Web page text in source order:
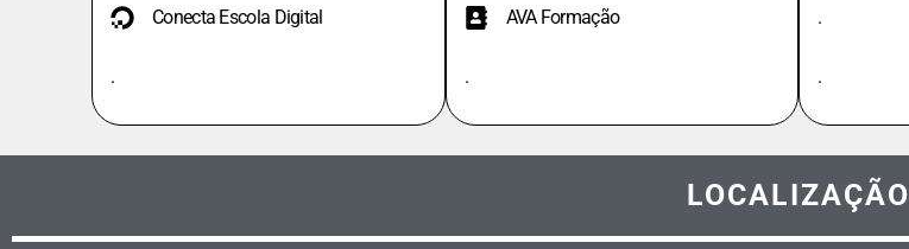
Conecta Escola Digital
.
AVA Formação
.
.
.
LOCALIZAÇÃO